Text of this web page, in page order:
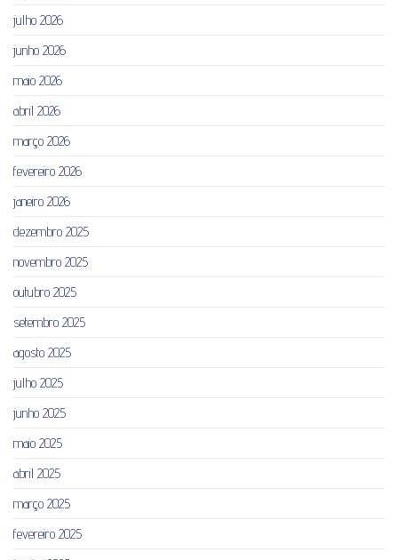
julho 2026
junho 2026
maio 2026
abril 2026
março 2026
fevereiro 2026
janeiro 2026
dezembro 2025
novembro 2025
outubro 2025
setembro 2025
agosto 2025
julho 2025
junho 2025
maio 2025
abril 2025
março 2025
fevereiro 2025